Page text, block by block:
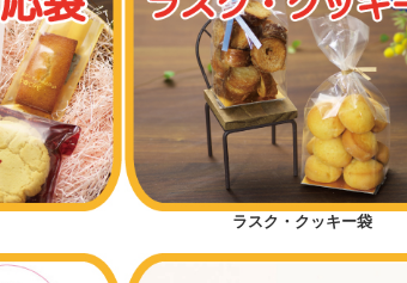
ラスク・クッキー袋